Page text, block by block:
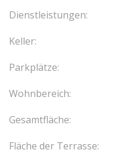
Dienstleistungen:
Keller:
Parkplätze:
Wohnbereich:
Gesamtfläche:
Fläche der Terrasse: